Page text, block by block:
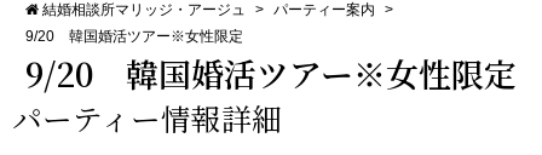
結婚相談所マリッジ・アージュ > パーティー案内
>
9/20 韓国婚活ツアー※女性限定
9/20 韓国婚活ツアー※女性限定
パーティー情報詳細